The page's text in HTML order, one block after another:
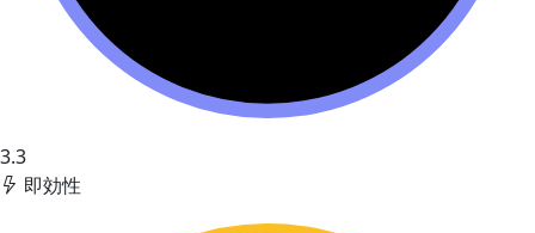
3.3
即効性